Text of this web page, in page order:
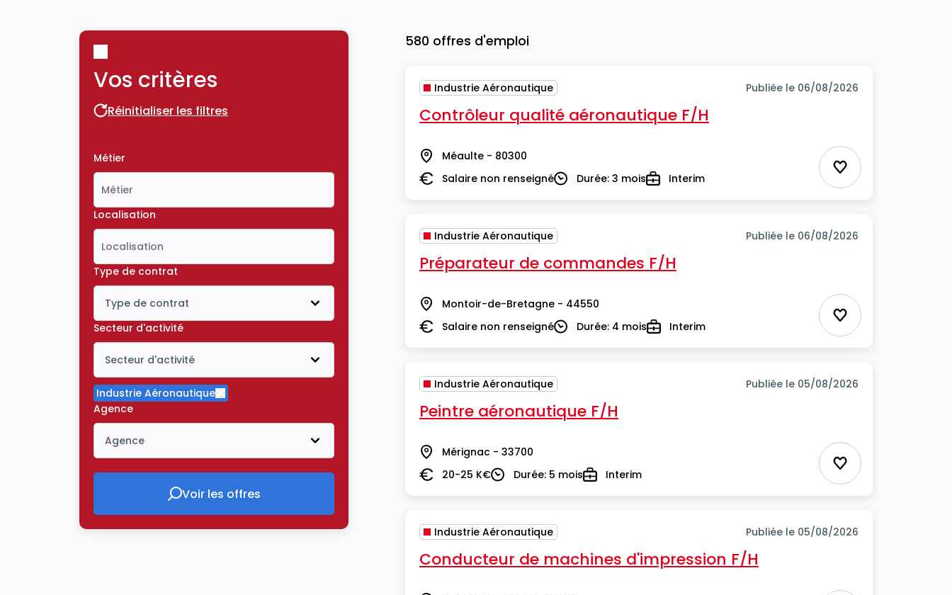
Vos critères
Réinitialiser les filtres
Réinitialiser les filtres
Métier
Localisation
Type de contrat
Type de contrat
Icône ouvrir la liste déroulante
Secteur d'activité
Secteur d'activité
Icône ouvrir la liste déroulante
Industrie Aéronautique
Supprimer le critère Industrie Aéronautique
Agence
Agence
Icône ouvrir la liste déroulante
Voir les offres
Voir les offres
580 offres d'emploi
Industrie Aéronautique Publiée le 06/08/2026
Contrôleur qualité aéronautique F/H
Lieu Méaulte - 80300
SalaireSalaire non renseignéDuréeDurée: 3 moisTypeInterim Ajouter aux
Industrie Aéronautique Publiée le 06/08/2026
Préparateur de commandes F/H
Lieu Montoir-de-Bretagne - 44550
SalaireSalaire non renseignéDuréeDurée: 4 moisTypeInterim Ajouter aux
Industrie Aéronautique Publiée le 05/08/2026
Peintre aéronautique F/H
Lieu Mérignac - 33700
Salaire20-25 K€DuréeDurée: 5 moisTypeInterim Ajouter aux
Industrie Aéronautique Publiée le 05/08/2026
Conducteur de machines d'impression F/H